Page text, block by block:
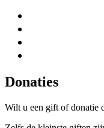
Donaties
Wilt u een gift of donatie